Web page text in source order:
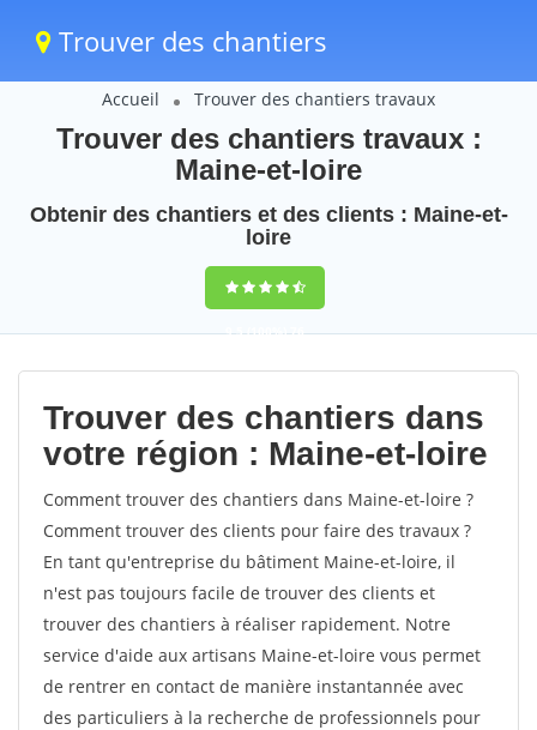
Trouver des chantiers
Accueil Trouver des chantiers travaux
Trouver des chantiers travaux :
Maine-et-loire
Obtenir des chantiers et des clients : Maine-et-
loire
9,5(100%)76
votes
Trouver des chantiers dans
votre région : Maine-et-loire
Comment trouver des chantiers dans Maine-et-loire ?
Comment trouver des clients pour faire des travaux ?
En tant qu'entreprise du bâtiment Maine-et-loire, il
n'est pas toujours facile de trouver des clients et
trouver des chantiers à réaliser rapidement. Notre
service d'aide aux artisans Maine-et-loire vous permet
de rentrer en contact de manière instantannée avec
des particuliers à la recherche de professionnels pour